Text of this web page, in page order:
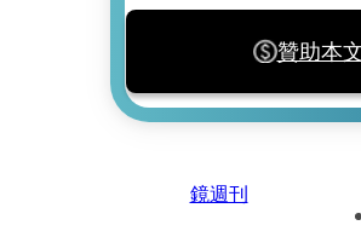
贊助本
鏡週刊